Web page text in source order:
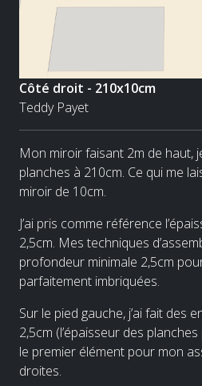
Côté droit - 210x10cm
Teddy Payet
Mon miroir faisant 2m de haut,
planches à 210cm. Ce qui me
miroir de 10cm.
J’ai pris comme référence
2,5cm. Mes techniques
profondeur minimale 2,5cm
parfaitement imbriquées.
Sur le pied gauche, j’ai fait des
2,5cm (l’épaisseur des
le premier élément pour mon
droites.